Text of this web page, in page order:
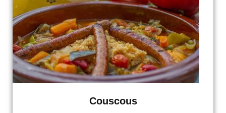
Couscous